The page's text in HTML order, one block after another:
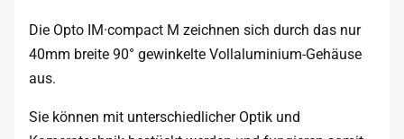
Die Opto IM·compact M zeichnen sich durch das nur
40mm breite 90° gewinkelte Vollaluminium-Gehäuse
aus.
Sie können mit unterschiedlicher Optik und